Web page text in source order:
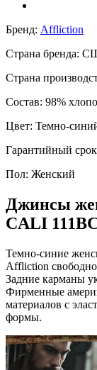
Бренд: Affliction
Страна бренда:
Страна
Состав: 98%
Цвет: Темно-
Гарантийный срок
Пол: Женский
Джинсы
CALI
Темно-синие
Affliction
Задние карманы
Фирменные
материалов с
формы.